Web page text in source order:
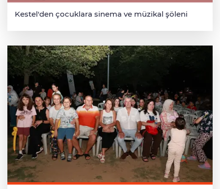
Kestel'den çocuklara sinema ve müzikal şöleni